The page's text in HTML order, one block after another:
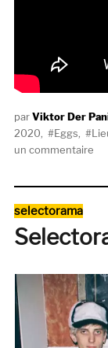
AuteurViktor Der
2020
Eggs
un commentairesur
de
Catégories
selectorama